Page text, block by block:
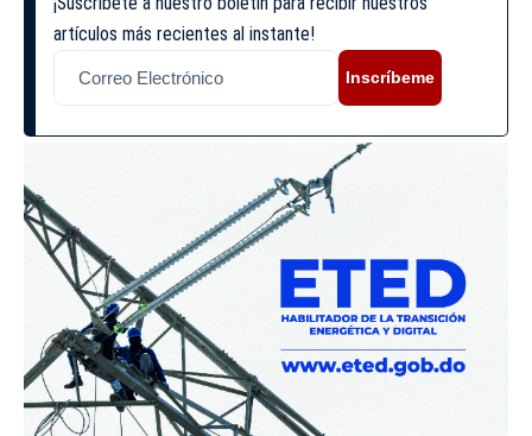
artículos más recientes al instante!
Inscríbeme